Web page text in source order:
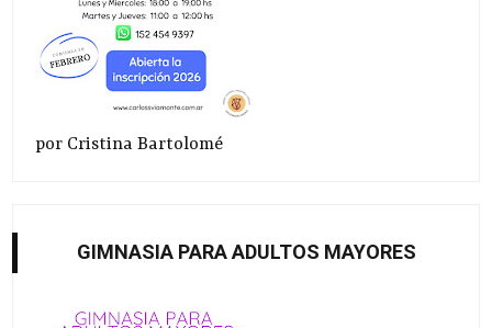
por Cristina Bartolomé
GIMNASIA PARA ADULTOS MAYORES